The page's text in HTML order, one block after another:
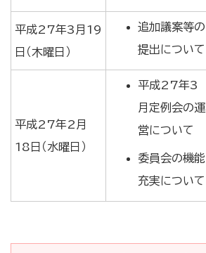
平成27年3月19
日（木曜日）
追加議案等の
提出について
平成27年2月
18日（水曜日）
平成27年3
月定例会の運
営について
委員会の機能
充実について